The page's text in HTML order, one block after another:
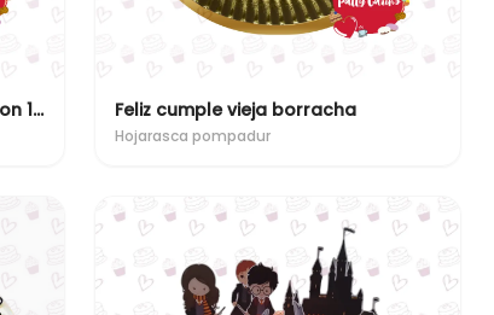
No cumpliste 40, cumpliste 22 con 18 años de experiencia Feliz cumple vieja borracha
Hojarasca pompadur